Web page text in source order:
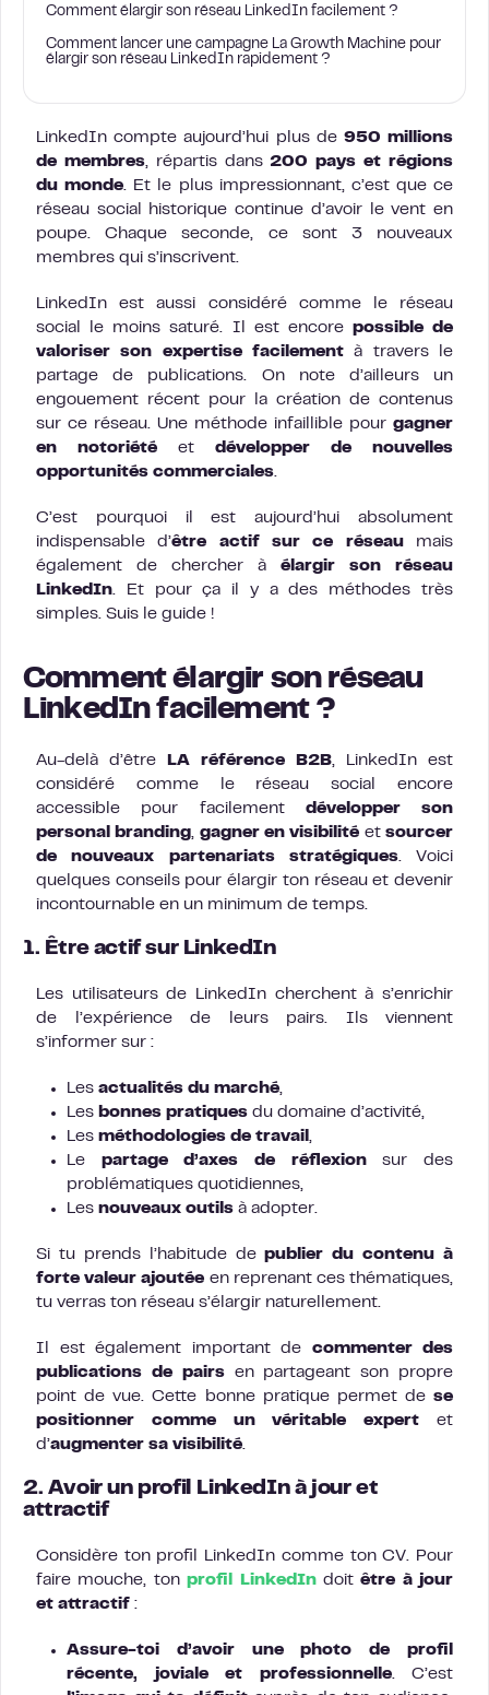
Comment élargir son réseau LinkedIn facilement ?
Comment lancer une campagne La Growth Machine pour
élargir son réseau LinkedIn rapidement ?
LinkedIn compte aujourd’hui plus de 950 millions
de membres, répartis dans 200 pays et régions
du monde. Et le plus impressionnant, c’est que ce
réseau social historique continue d’avoir le vent en
poupe. Chaque seconde, ce sont 3 nouveaux
membres qui s’inscrivent.
LinkedIn est aussi considéré comme le réseau
social le moins saturé. Il est encore possible de
valoriser son expertise facilement à travers le
partage de publications. On note d’ailleurs un
engouement récent pour la création de contenus
sur ce réseau. Une méthode infaillible pour gagner
en notoriété et développer de nouvelles
opportunités commerciales.
C’est pourquoi il est aujourd’hui absolument
indispensable d’être actif sur ce réseaumais
également de chercher à élargir son réseau
LinkedIn. Et pour ça il y a des méthodes très
simples. Suis le guide !
Comment élargir son réseau
LinkedIn facilement ?
Au-delà d’être LA référence B2B, LinkedIn est
considéré comme le réseau social encore
accessible pour facilement développer son
personal branding, gagner en visibilité etsourcer
de nouveaux partenariats stratégiques. Voici
quelques conseils pour élargir ton réseau et devenir
incontournable en un minimum de temps.
1. Être actif sur LinkedIn
Les utilisateurs de LinkedIn cherchent à s’enrichir
de l’expérience de leurs pairs. Ils viennent
s’informer sur :
Les actualités du marché,
Les bonnes pratiques du domaine d’activité,
Les méthodologies de travail ,
Le partage d’axes de réflexionsur des
problématiques quotidiennes,
Les nouveaux outils à adopter.
Si tu prends l’habitude depublier du contenu à
forte valeur ajoutée en reprenant ces thématiques,
tu verras ton réseau s’élargir naturellement.
Il est également important de commenter des
publications de pairsen partageant son propre
point de vue. Cette bonne pratique permet de se
positionner comme un véritable expert et
d’augmenter sa visibilité.
2. Avoir un profil LinkedIn à jour et
attractif
Considère ton profil LinkedIn comme ton CV. Pour
faire mouche, tonprofil LinkedIndoitêtre à jour
et attractif :
Assure-toi d’avoir une photo de profil
récente, joviale et professionnelle. C’est